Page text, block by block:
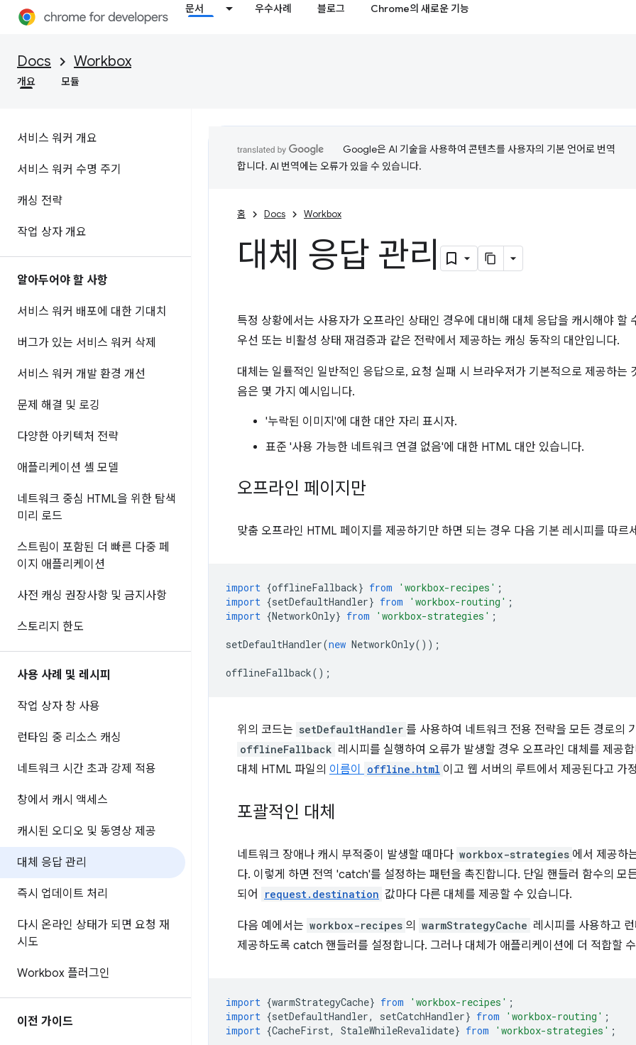
문서 우수사례 블로그 Chrome의 새로운 기능
Docs Workbox
개요 모듈
서비스 워커 개요
서비스 워커 수명 주기
캐싱 전략
작업 상자 개요
알아두어야 할 사항
서비스 워커 배포에 대한 기대치
버그가 있는 서비스 워커 삭제
서비스 워커 개발 환경 개선
문제 해결 및 로깅
다양한 아키텍처 전략
애플리케이션 셸 모델
네트워크 중심 HTML을 위한 탐색
미리 로드
스트림이 포함된 더 빠른 다중 페
이지 애플리케이션
사전 캐싱 권장사항 및 금지사항
스토리지 한도
사용 사례 및 레시피
작업 상자 창 사용
런타임 중 리소스 캐싱
네트워크 시간 초과 강제 적용
창에서 캐시 액세스
캐시된 오디오 및 동영상 제공
대체 응답 관리
즉시 업데이트 처리
다시 온라인 상태가 되면 요청 재
시도
Workbox 플러그인
이전 가이드
Google은 AI 기술을 사용하여 콘텐츠를 사용자의 기본 언어로 번역
합니다. AI 번역에는 오류가 있을 수 있습니다.
홈 Docs Workbox
대체 응답 관리
특정 상황에서는 사용자가 오프라인 상태인 경우에 대비해 대체 응답을 캐시해야 할
우선 또는 비활성 상태 재검증과 같은 전략에서 제공하는 캐싱 동작의 대안입니다.
대체는 일률적인 일반적인 응답으로, 요청 실패 시 브라우저가 기본적으로 제공하는
음은 몇 가지 예시입니다.
'누락된 이미지'에 대한 대안 자리 표시자.
표준 '사용 가능한 네트워크 연결 없음'에 대한 HTML 대안 있습니다.
오프라인 페이지만
맞춤 오프라인 HTML 페이지를 제공하기만 하면 되는 경우 다음 기본 레시피를 따르
import {offlineFallback} from 'workbox-recipes' ;
import {setDefaultHandler} from 'workbox-routing' ;
import {NetworkOnly} from 'workbox-strategies' ;
setDefaultHandler(new NetworkOnly());
offlineFallback();
위의 코드는 setDefaultHandler 를 사용하여 네트워크 전용 전략을 모든 경로의
offlineFallback 레시피를 실행하여 오류가 발생할 경우 오프라인 대체를 제공
대체 HTML 파일의 이름이 offline.html 이고 웹 서버의 루트에서 제공된다고 가
포괄적인 대체
네트워크 장애나 캐시 부적중이 발생할 때마다 workbox-strategies 에서 제공하
다. 이렇게 하면 전역 'catch'를 설정하는 패턴을 촉진합니다. 단일 핸들러 함수의 모
되어
request.destination 값마다 다른 대체를 제공할 수 있습니다.
다음 예에서는 workbox-recipes 의 warmStrategyCache 레시피를 사용하고
제공하도록 catch 핸들러를 설정합니다. 그러나 대체가 애플리케이션에 더 적합할
import {warmStrategyCache} from 'workbox-recipes' ;
import {setDefaultHandler, setCatchHandler} from 'workbox-routing' ;
import {CacheFirst, StaleWhileRevalidate} from 'workbox-strategies' ;